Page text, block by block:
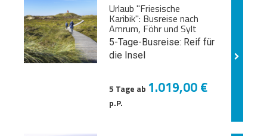
Urlaub "Friesische
Karibik": Busreise nach
Amrum, Föhr und Sylt
5-Tage-Busreise: Reif für
die Insel
5 Tage ab 1.019,00 €
p.P.